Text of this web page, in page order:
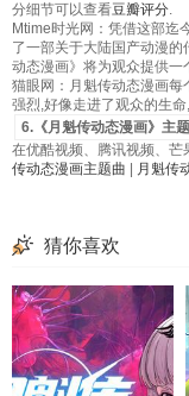
分细节可以查看豆瓣评分.
Mtime时光网：凭借这部迄
了一部关于大陆国产动漫
动态漫画》将为观众提供
猫眼网：月魁传动态漫画每
强烈,好像走进了观众的生
6.《月魁传动态漫画》主
在优酷视频、腾讯视频、芒
传动态漫画主题曲
月魁传
猜你喜欢